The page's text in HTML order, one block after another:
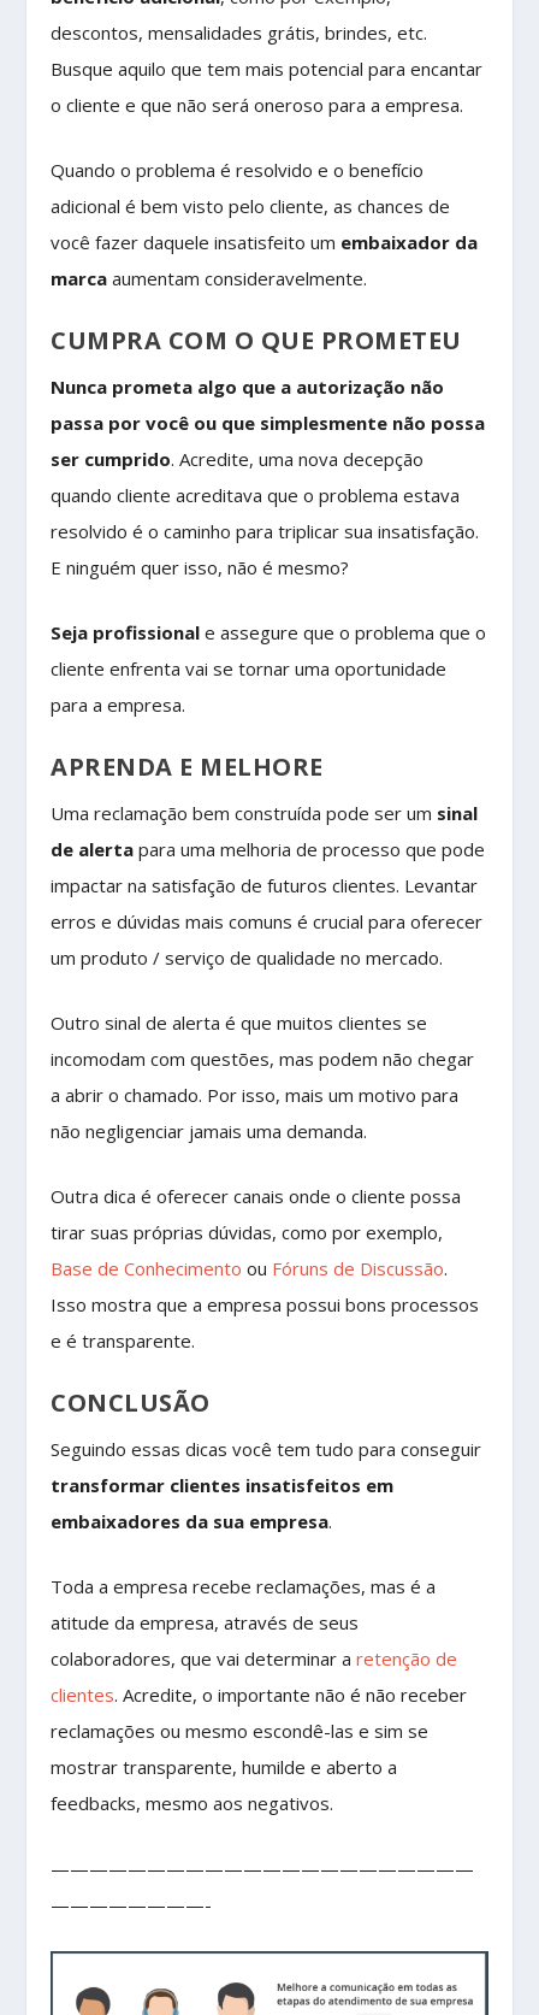
descontos, mensalidades grátis, brindes, etc.
Busque aquilo que tem mais potencial para encantar
o cliente e que não será oneroso para a empresa.
Quando o problema é resolvido e o benefício
adicional é bem visto pelo cliente, as chances de
você fazer daquele insatisfeito um embaixador da
marca aumentam consideravelmente.
CUMPRA COM O QUE PROMETEU
Nunca prometa algo que a autorização não
passa por você ou que simplesmente não possa
ser cumprido. Acredite, uma nova decepção
quando cliente acreditava que o problema estava
resolvido é o caminho para triplicar sua insatisfação.
E ninguém quer isso, não é mesmo?
Seja profissional e assegure que o problema que o
cliente enfrenta vai se tornar uma oportunidade
para a empresa.
APRENDA E MELHORE
Uma reclamação bem construída pode ser um sinal
de alerta para uma melhoria de processo que pode
impactar na satisfação de futuros clientes. Levantar
erros e dúvidas mais comuns é crucial para oferecer
um produto / serviço de qualidade no mercado.
Outro sinal de alerta é que muitos clientes se
incomodam com questões, mas podem não chegar
a abrir o chamado. Por isso, mais um motivo para
não negligenciar jamais uma demanda.
Outra dica é oferecer canais onde o cliente possa
tirar suas próprias dúvidas, como por exemplo,
Base de Conhecimento ou Fóruns de Discussão.
Isso mostra que a empresa possui bons processos
e é transparente.
CONCLUSÃO
Seguindo essas dicas você tem tudo para conseguir
transformar clientes insatisfeitos em
embaixadores da sua empresa.
Toda a empresa recebe reclamações, mas é a
atitude da empresa, através de seus
colaboradores, que vai determinar aretenção de
clientes. Acredite, o importante não é não receber
reclamações ou mesmo escondê-las e sim se
mostrar transparente, humilde e aberto a
feedbacks, mesmo aos negativos.
——————————————————————
————————-